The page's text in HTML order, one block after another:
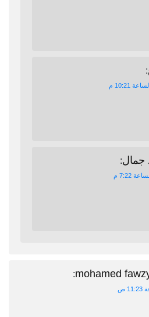
:
جمال:
mohamed
: